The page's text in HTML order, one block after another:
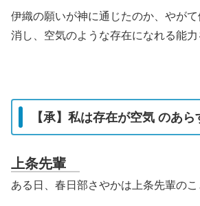
伊織の願いが神に通じたのか、やが
消し、空気のような存在になれる能力
【承】私は存在が空気 のあ
上条先輩
ある日、春日部さやかは上条先輩のこ